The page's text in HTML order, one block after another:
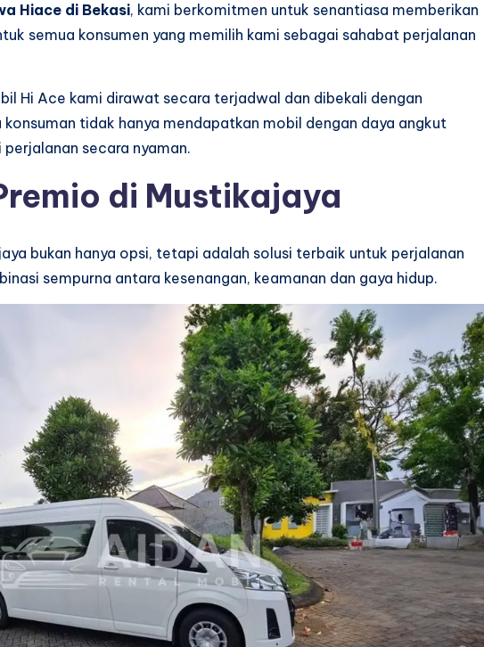
Hiace di Bekasi, kami berkomitmen untuk senantiasa memberikan
semua konsumen yang memilih kami sebagai sahabat perjalanan
Hi Ace kami dirawat secara terjadwal dan dibekali dengan
tidak hanya mendapatkan mobil dengan daya angkut
secara nyaman.
di Mustikajaya
bukan hanya opsi, tetapi adalah solusi terbaik untuk perjalanan
sempurna antara kesenangan, keamanan dan gaya hidup.